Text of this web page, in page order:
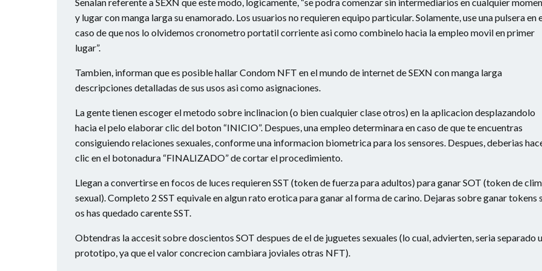
y lugar con manga larga su enamorado. Los usuarios no requieren equipo particular. Solamente, use una pulsera en
caso de que nos lo olvidemos cronometro portatil corriente asi­ como combinelo hacia la empleo movil en primer
lugar”.
Tambien, informan que es posible hallar Condom NFT en el mundo de internet de SEXN con manga larga
descripciones detalladas de sus usos asi­ como asignaciones.
La gente tienen escoger el metodo sobre inclinacion (o bien cualquier clase otros) en la aplicacion desplazandolo
hacia el pelo elaborar clic del boton “INICIO”. Despues, una empleo determinara en caso de que te encuentras
consiguiendo relaciones sexuales, conforme una informacion biometrica para los sensores. Despues, deberias
clic en el botonadura “FINALIZADO” de cortar el procedimiento.
Llegan a convertirse en focos de luces requieren SST (token de fuerza para adultos) para ganar SOT (token de
sexual). Completo 2 SST equivale en algun rato erotica para ganar al forma de carino. Dejaras sobre ganar tokens
os has quedado carente SST.
Obtendras la accesit sobre doscientos SOT despues de el de juguetes sexuales (lo cual, advierten, seri­a separado
prototipo, ya que el valor concrecion cambiara joviales otras NFT).